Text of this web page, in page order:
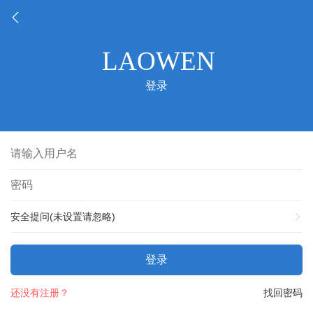
登录
安全提问(未设置请忽略)
登录
找回密码
还没有注册？